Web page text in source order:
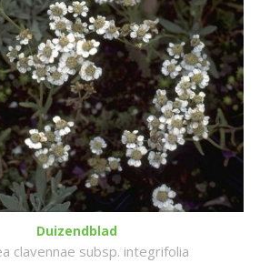
Duizendblad
clavennae subsp. integrifolia